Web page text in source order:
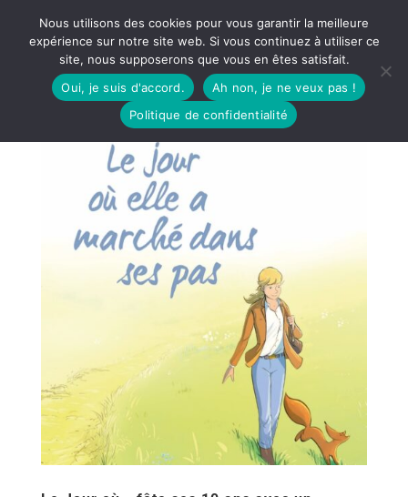
Nous utilisons des cookies pour vous garantir la meilleure
expérience sur notre site web. Si vous continuez à utiliser ce
site, nous supposerons que vous en êtes satisfait.
Oui, je suis d'accord.
Ah non, je ne veux pas !
Politique de confidentialité